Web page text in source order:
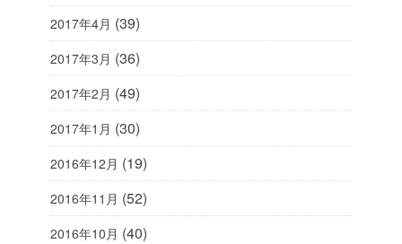
2017年4月 (39)
2017年3月 (36)
2017年2月 (49)
2017年1月 (30)
2016年12月 (19)
2016年11月 (52)
2016年10月 (40)